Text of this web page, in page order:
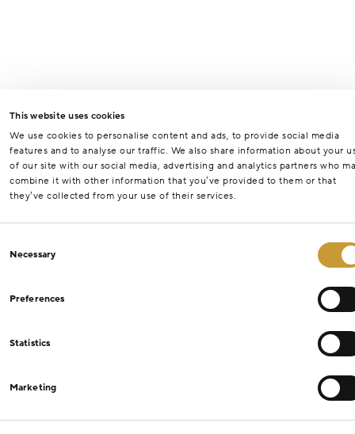
This website uses cookies
We use cookies to personalise content and ads, to provide social media
features and to analyse our traffic. We also share information about your
of our site with our social media, advertising and analytics partners who
combine it with other information that you’ve provided to them or that
they’ve collected from your use of their services.
Selection
Necessary
Preferences
Statistics
Marketing